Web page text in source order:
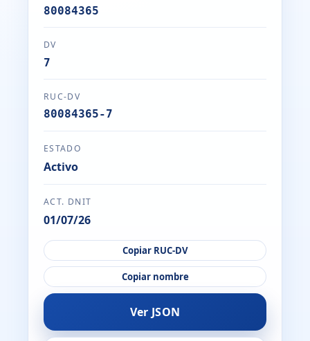
80084365
DV
7
RUC-DV
80084365-7
ESTADO
Activo
ACT. DNIT
01/07/26
Copiar RUC-DV
Copiar nombre
Ver JSON